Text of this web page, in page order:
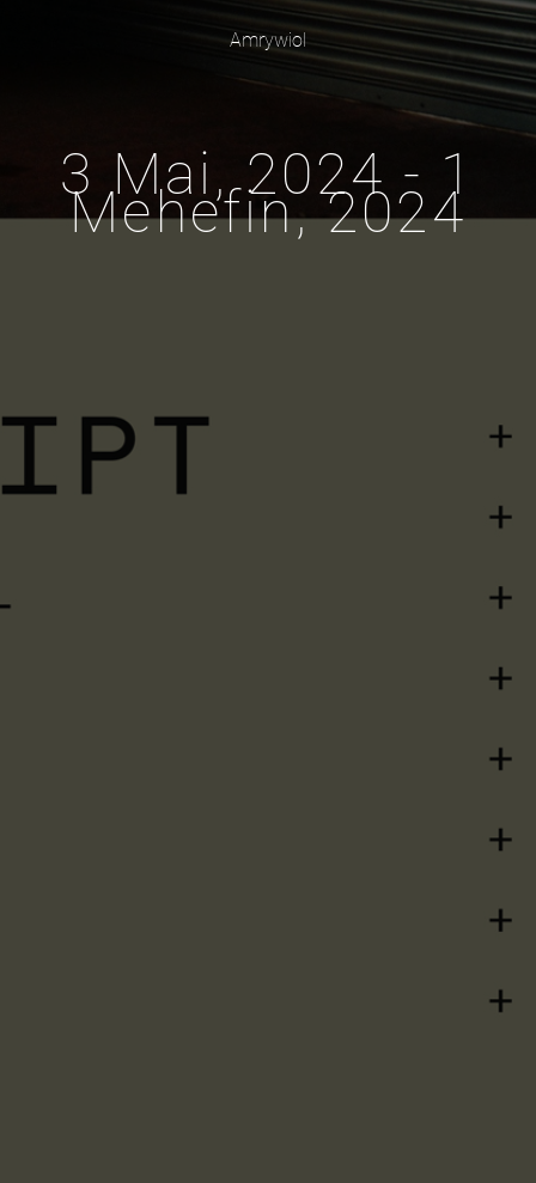
Amrywiol
3 Mai, 2024 - 1
Mehefin, 2024